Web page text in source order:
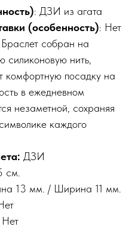
: ДЗИ из агата
(особенность): Нет
собран на
силиконовую нить,
комфортную посадку на
в ежедневном
незаметной, сохраняя
каждого
ДЗИ
см.
13 мм. / Ширина 11 мм.
Нет